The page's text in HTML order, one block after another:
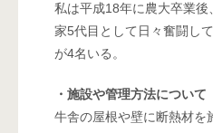
私は平成18年に農大卒業
家5代目として日々奮闘し
が4名いる。
・施設や管理方法について
牛舎の屋根や壁に断熱材を